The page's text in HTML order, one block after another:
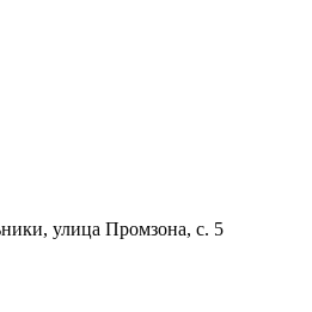
улица Промзона, с. 5